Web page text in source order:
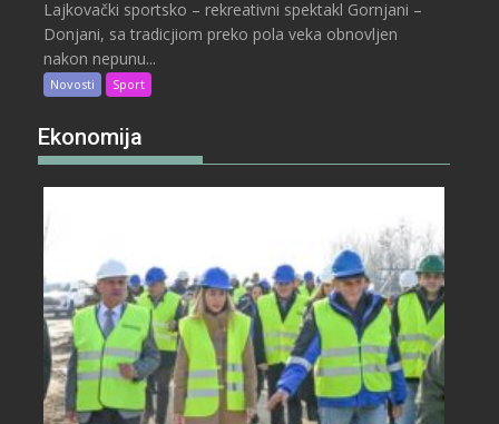
Lajkovački sportsko – rekreativni spektakl Gornjani –
Donjani, sa tradicjiom preko pola veka obnovljen
nakon nepunu...
Novosti Sport
Ekonomija